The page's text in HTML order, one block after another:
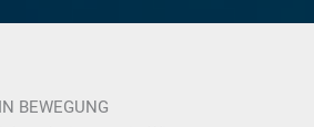
BEWEGUNG